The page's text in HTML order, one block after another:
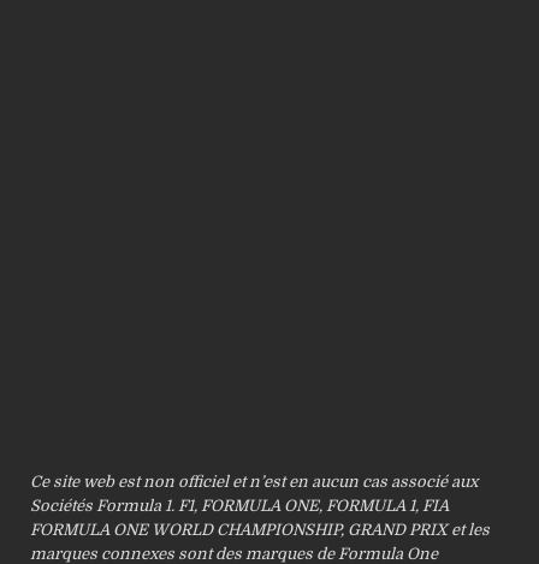
Ce site web est non officiel et n’est en aucun cas associé aux
Sociétés Formula 1. F1, FORMULA ONE, FORMULA 1, FIA
FORMULA ONE WORLD CHAMPIONSHIP, GRAND PRIX et les
marques connexes sont des marques de Formula One